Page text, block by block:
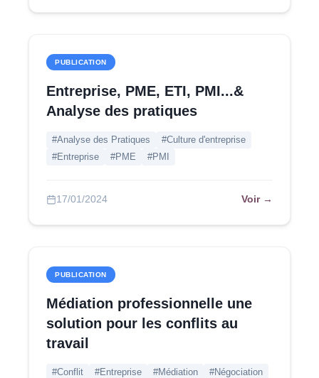
PUBLICATION
Entreprise, PME, ETI, PMI...&
Analyse des pratiques
#Analyse des Pratiques
#Culture d'entreprise
#Entreprise
#PME #PMI
17/01/2024 Voir →
PUBLICATION
Médiation professionnelle une
solution pour les conflits au
travail
#Conflit #Entreprise #Médiation #Négociation